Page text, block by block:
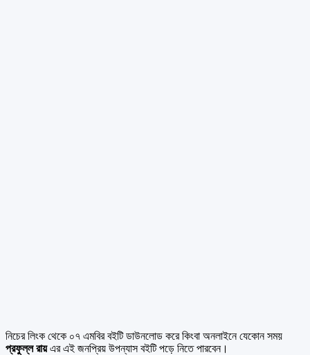
নিচের লিংক থেকে ০৭ এমবির বইটি ডাউনলোড করে কিংবা অনলাইনে যেকোন সময়
প্রফুল্ল রায়এর এই জনপ্রিয় উপন্যাস বইটি পড়ে নিতে পারবেন।